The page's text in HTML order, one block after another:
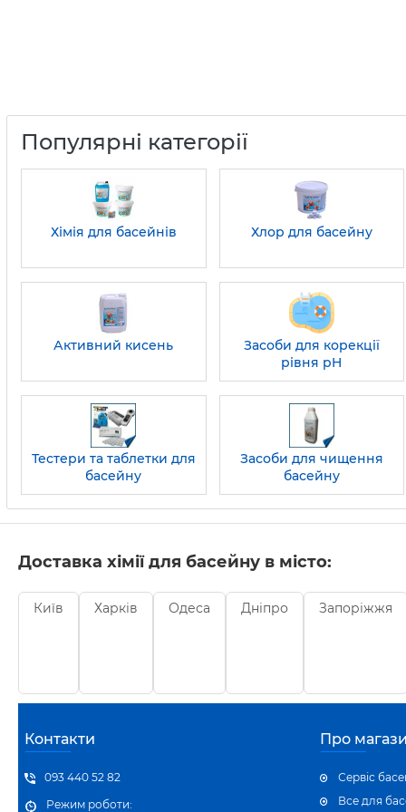
Популярні категорії
Хімія для басейнів Хлор для басейну
Активний кисень
Засоби для корекції
рівня pH
Тестери та таблетки для
басейну
Засоби для чищення
басейну
Доставка хімії для басейну в місто:
Київ Харків Одеса Дніпро Запоріжжя
Контакти
093 440 52 82
Режим роботи:
Про
Сервіс
Все для